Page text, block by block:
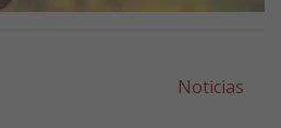
Noticias